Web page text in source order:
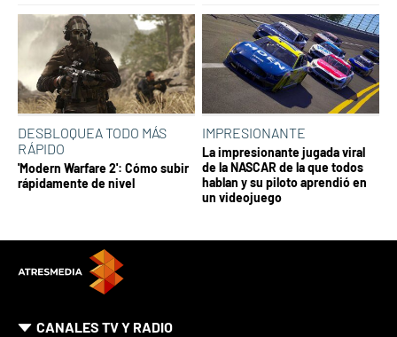
DESBLOQUEA TODO MÁS
RÁPIDO
'Modern Warfare 2': Cómo subir
rápidamente de nivel
IMPRESIONANTE
La impresionante jugada viral
de la NASCAR de la que todos
hablan y su piloto aprendió en
un videojuego
CANALES TV Y RADIO